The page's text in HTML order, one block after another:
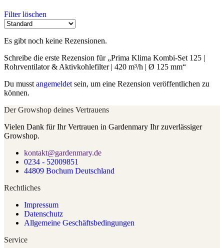
Filter löschen
Es gibt noch keine Rezensionen.
Schreibe die erste Rezension für „Prima Klima Kombi-Set 125 |
Rohrventilator & Aktivkohlefilter | 420 m³/h | Ø 125 mm“
Du musst angemeldet sein, um eine Rezension veröffentlichen zu
können.
Der Growshop deines Vertrauens
Vielen Dank für Ihr Vertrauen in Gardenmary Ihr zuverlässiger
Growshop.
kontakt@gardenmary.de
0234 - 52009851
44809 Bochum Deutschland
Rechtliches
Impressum
Datenschutz
Allgemeine Geschäftsbedingungen
Service